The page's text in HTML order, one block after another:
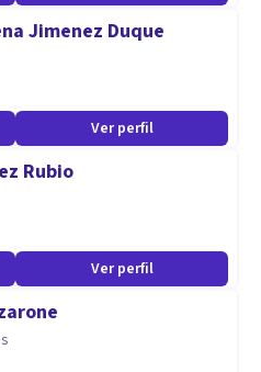
Jimenez Duque
Ver perfil
Rubio
Ver perfil